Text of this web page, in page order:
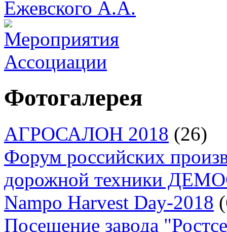
Фотогалерея
АГРОСАЛОН 2018 (26)
Форум российских
дорожной техники
Nampo Harvest Day-2018
Посещение завода